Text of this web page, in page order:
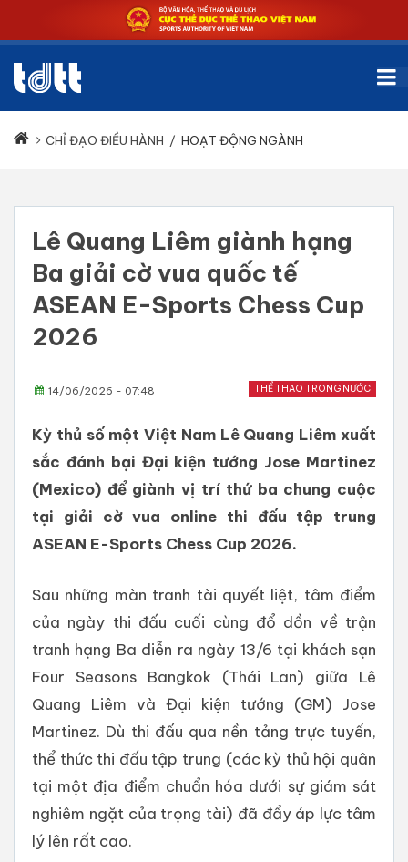
CHỈ ĐẠO ĐIỀU HÀNH / HOẠT ĐỘNG NGÀNH
Lê Quang Liêm giành hạng
Ba giải cờ vua quốc tế
ASEAN E-Sports Chess Cup
2026
THỂ THAO TRONG NƯỚC
14/06/2026 - 07:48
Kỳ thủ số một Việt Nam Lê Quang Liêm xuất
sắc đánh bại Đại kiện tướng Jose Martinez
(Mexico) để giành vị trí thứ ba chung cuộc
tại giải cờ vua online thi đấu tập trung
ASEAN E-Sports Chess Cup 2026.
Sau những màn tranh tài quyết liệt, tâm điểm
của ngày thi đấu cuối cùng đổ dồn về trận
tranh hạng Ba diễn ra ngày 13/6 tại khách sạn
Four Seasons Bangkok (Thái Lan) giữa Lê
Quang Liêm và Đại kiện tướng (GM) Jose
Martinez. Dù thi đấu qua nền tảng trực tuyến,
thể thức thi đấu tập trung (các kỳ thủ hội quân
tại một địa điểm chuẩn hóa dưới sự giám sát
nghiêm ngặt của trọng tài) đã đẩy áp lực tâm
lý lên rất cao.